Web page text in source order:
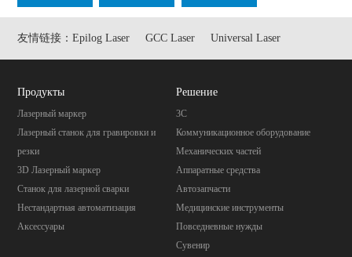
友情链接：Epilog Laser GCC Laser Universal Laser
Продукты
Лазерный маркер
Лазерный станок для гравировки и
резки
3D Лазерный маркер
Станок для лазерной сварки
Нестандартная автоматизация
Аксессуары
Pешение
3C
Коммуникационное оборудование
Механических частей
Aппаратные средства
Автозапчасти
Mедицинские инструменты
Повседневные нужды
Cувенир